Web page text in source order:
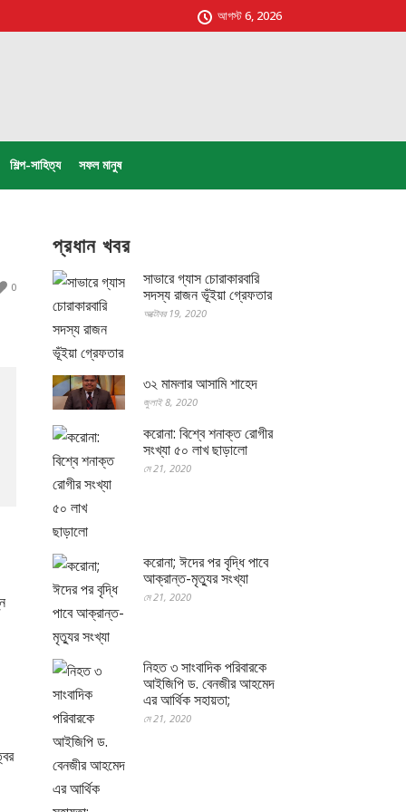
আগস্ট 6, 2026
শিল্প-সাহিত্য সফল মানুষ
0
প্রধান খবর
সাভারে গ্যাস চোরাকারবারি
সদস্য রাজন ভূঁইয়া গ্রেফতার
অক্টোবর 19, 2020
৩২ মামলার আসামি শাহেদ
জুলাই 8, 2020
করোনা: বিশ্বে শনাক্ত রোগীর
সংখ্যা ৫০ লাখ ছাড়ালো
মে 21, 2020
করোনা; ঈদের পর বৃদ্ধি পাবে
আক্রান্ত-মৃত্যুর সংখ্যা
মে 21, 2020
নিহত ৩ সাংবাদিক পরিবারকে
আইজিপি ড. বেনজীর আহমেদ
এর আর্থিক সহায়তা;
মে 21, 2020